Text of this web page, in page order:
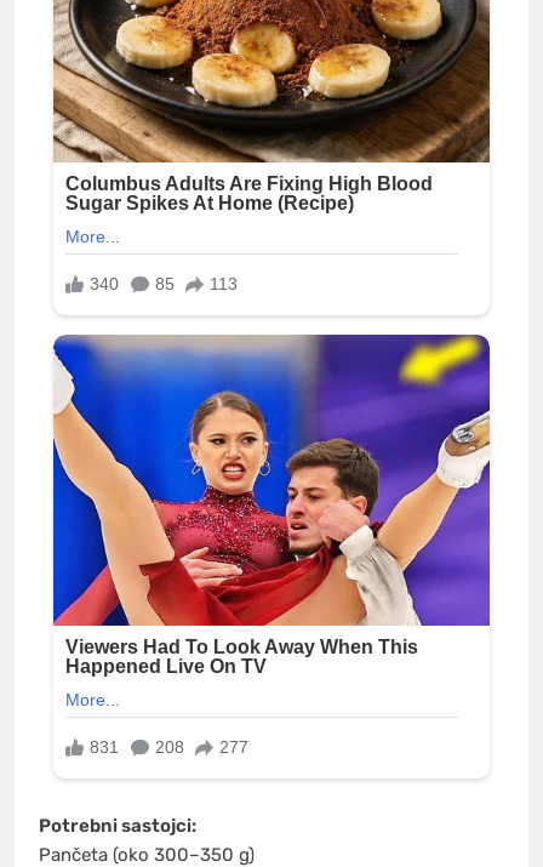
Potrebni sastojci:
Pančeta (oko 300–350 g)